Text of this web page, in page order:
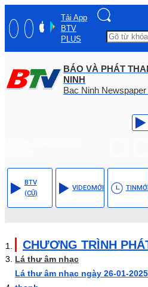
Tải App
BTV
PLUS
BÁO VÀ PHÁT
NINH
Bac Ninh
BTV
(CŨ)
VIDEOMỚI TINMỚI
CHƯƠNG TRÌNH
Lá thư âm nhạc
Lá thư âm nhạc ngày 26-01-